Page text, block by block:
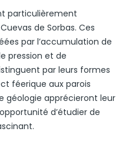
particulièrement
de Sorbas. Ces
par l’accumulation de
pression et de
par leurs formes
féerique aux parois
géologie apprécieront leur
d’étudier de